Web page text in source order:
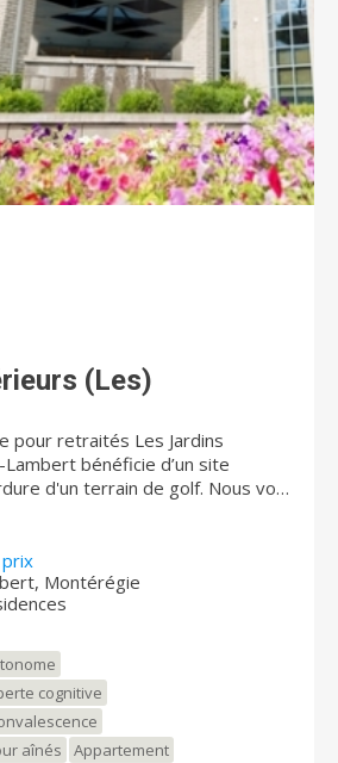
(Les)
pour retraités Les Jardins
bénéficie d’un site
d'un terrain de golf. Nous vous
de vie chaleureux et paisible tout
services personnalisés qui
Notre personnel chaleureux
mieux-être et votre sécurité.
Montérégie
cognitive
aînés
Appartement